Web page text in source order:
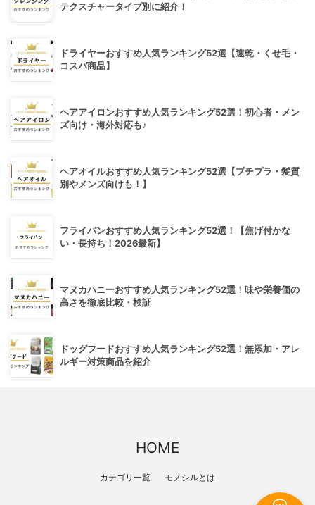
テクスチャータイプ別に紹介！
ドライヤーおすすめ人気ランキング52選【速乾・くせ毛・
コスパ商品】
ヘアアイロンおすすめ人気ランキング52選！初心者・メン
ズ向け・海外対応も♪
ヘアオイルおすすめ人気ランキング52選【プチプラ・髪質
別やメンズ向けも！】
フライパンおすすめ人気ランキング52選！【焦げ付かな
い・長持ち！2026最新】
マヌカハニーおすすめ人気ランキング52選！味や栄養価の
高さを徹底比較・検証
ドッグフードおすすめ人気ランキング52選！無添加・アレ
ルギー対策商品を紹介
HOME
カテゴリ一覧 モノシルとは